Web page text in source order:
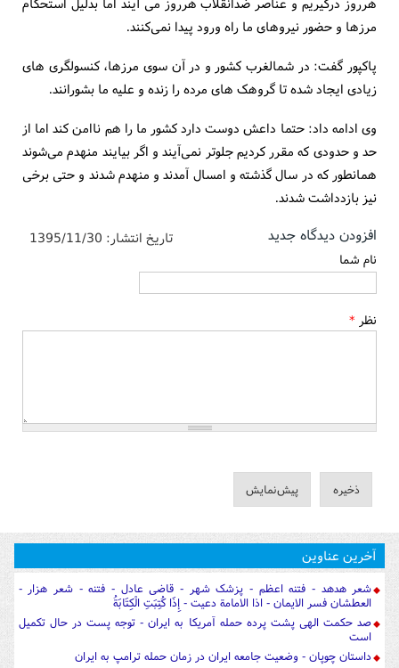
مرزها و حضور نیروهای ما راه ورود پیدا نمی‌کنند.
پاکپور گفت: در شمالغرب کشور و در آن سوی مرزها، کنسولگری های
زیادی ایجاد شده تا گروهک های مرده را زنده و علیه ما بشورانند.
وی ادامه داد: حتما داعش دوست دارد کشور ما را هم ناامن کند اما از
حد و حدودی که مقرر کردیم جلوتر نمی‌آیند و اگر بیایند منهدم می‌شوند
همانطور که در سال گذشته و امسال آمدند و منهدم شدند و حتی برخی
نیز بازدداشت شدند.
تاریخ انتشار: 1395/11/30 افزودن دیدگاه جدید
نام شما
نظر *
آخرین عناوین
شعر هدهد - فتنه اعظم - پزشک شهر - قاضی عادل - فتنه - شعر هزار -
العطشان فسر الایمان - اذا الامامة دعیت - إِذَا كُتِبَتِ الْكِتَابَةُ
صد حکمت الهی پشت پرده حمله آمریکا به ایران - توجه پست در حال تکمیل
است
داستان چوپان - وضعیت جامعه ایران در زمان حمله ترامپ به ایران